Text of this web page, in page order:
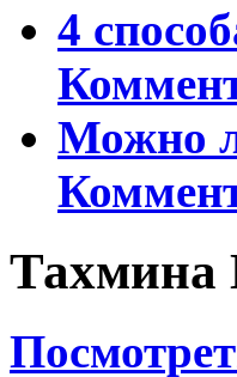
4
Можно
Тахмина